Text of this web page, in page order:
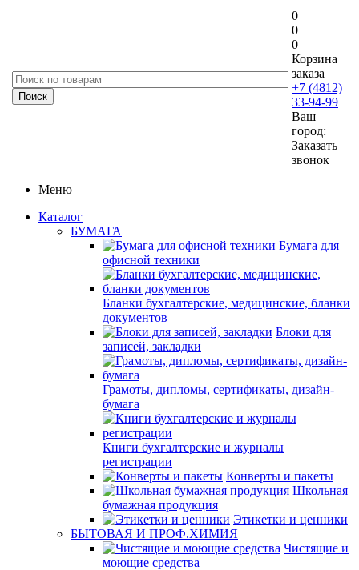
0
0
0
Корзина
заказа
+7 (4812)
33-94-99
Ваш
город:
Заказать
звонок
Меню
Каталог
БУМАГА
Бумага для
офисной техники
Бланки бухгалтерские, медицинские, бланки
документов
Блоки для
записей, закладки
Грамоты, дипломы, сертификаты, дизайн-
бумага
Книги бухгалтерские и журналы
регистрации
Конверты и пакеты
Школьная
бумажная продукция
Этикетки и ценники
БЫТОВАЯ И ПРОФ.ХИМИЯ
Чистящие и
моющие средства